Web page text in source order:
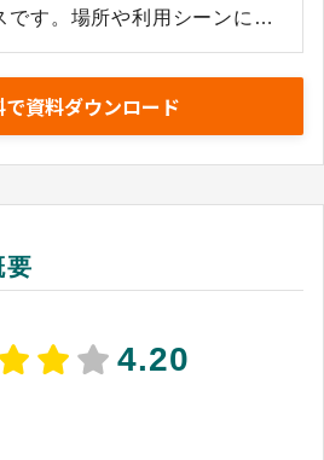
です。場所や利用シーンにと
活用いただけます。誰でも簡
ンプルでわかりやすいデザイ
初期費用がなく、導入前でも
とができるため、初めての勤
で資料ダウンロード
要
4.20